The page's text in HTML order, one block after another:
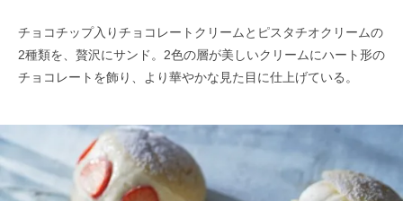
チョコチップ入りチョコレートクリームとピスタチオクリームの
2種類を、贅沢にサンド。2色の層が美しいクリームにハート形の
チョコレートを飾り、より華やかな見た目に仕上げている。